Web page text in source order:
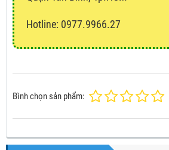
Hotline: 0977.9966.27
Bình chọn sản phẩm: